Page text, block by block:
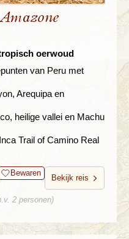
oerwoud
van Peru met
Arequipa en
heilige vallei en Machu
Trail of Camino Real
Bewaren
Bekijk reis
2 personen)